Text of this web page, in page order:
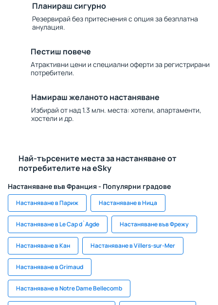
Планираш сигурно
Резервирай без притеснения с опция за безплатна
анулация.
Пестиш повече
Атрактивни цени и специални оферти за регистрирани
потребители.
Намираш желаното настаняване
Избирай от над 1.3 млн. места: хотели, апартаменти,
хостели и др.
Най-търсените места за настаняване от
потребителите на eSky
Настаняване във Франция - Популярни градове
Настаняване в Париж Настаняване в Ница
Настаняване в Le Cap d`Agde Настаняване във Фрежу
Настаняване в Кан Настаняване в Villers-sur-Mer
Настаняване в Grimaud
Настаняване в Notre Dame Bellecomb